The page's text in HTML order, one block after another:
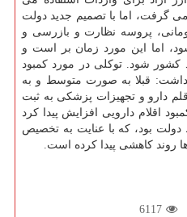
گرفت، اما با تصمیم جدید دولت
خصوص تخصیص ارز ۴۲۰۰ تومانی، پروسه نظارت و بازرسی و
اما این مورد زمان بر است و
كشور شود. توكلی در مورد كمبود
داشت: قبلا به صورت متوسط و به
صورت ماهانه كمبود كمتر از ۳۵ قلم دارو و تجهیزات پزشكی به ثبت
اقلام دارویی افزایش پیدا كرد
بود، كه با عنایت به تخصیص
روند كاهشی پیدا كرده است.
6117